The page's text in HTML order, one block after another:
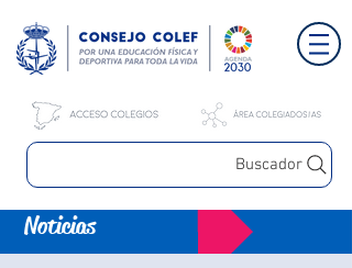
Buscador
Noticias